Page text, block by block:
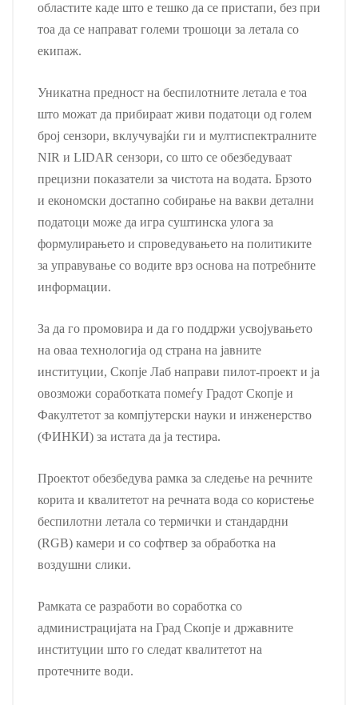
областите каде што е тешко да се пристапи, без при
тоа да се направат големи трошоци за летала со
екипаж.
Уникатна предност на беспилотните летала е тоа
што можат да прибираат живи податоци од голем
број сензори, вклучувајќи ги и мултиспектралните
NIR и LIDAR сензори, со што се обезбедуваат
прецизни показатели за чистота на водата. Брзото
и економски достапно собирање на вакви детални
податоци може да игра суштинска улога за
формулирањето и спроведувањето на политиките
за управување со водите врз основа на потребните
информации.
За да го промовира и да го поддржи усвојувањето
на оваа технологија од страна на јавните
институции, Скопје Лаб направи пилот-проект и ја
овозможи соработката помеѓу Градот Скопје и
Факултетот за компјутерски науки и инженерство
(ФИНКИ) за истата да ја тестира.
Проектот обезбедува рамка за следење на речните
корита и квалитетот на речната вода со користење
беспилотни летала со термички и стандардни
(RGB) камери и со софтвер за обработка на
воздушни слики.
Рамката се разработи во соработка со
администрацијата на Град Скопје и државните
институции што го следат квалитетот на
протечните води.